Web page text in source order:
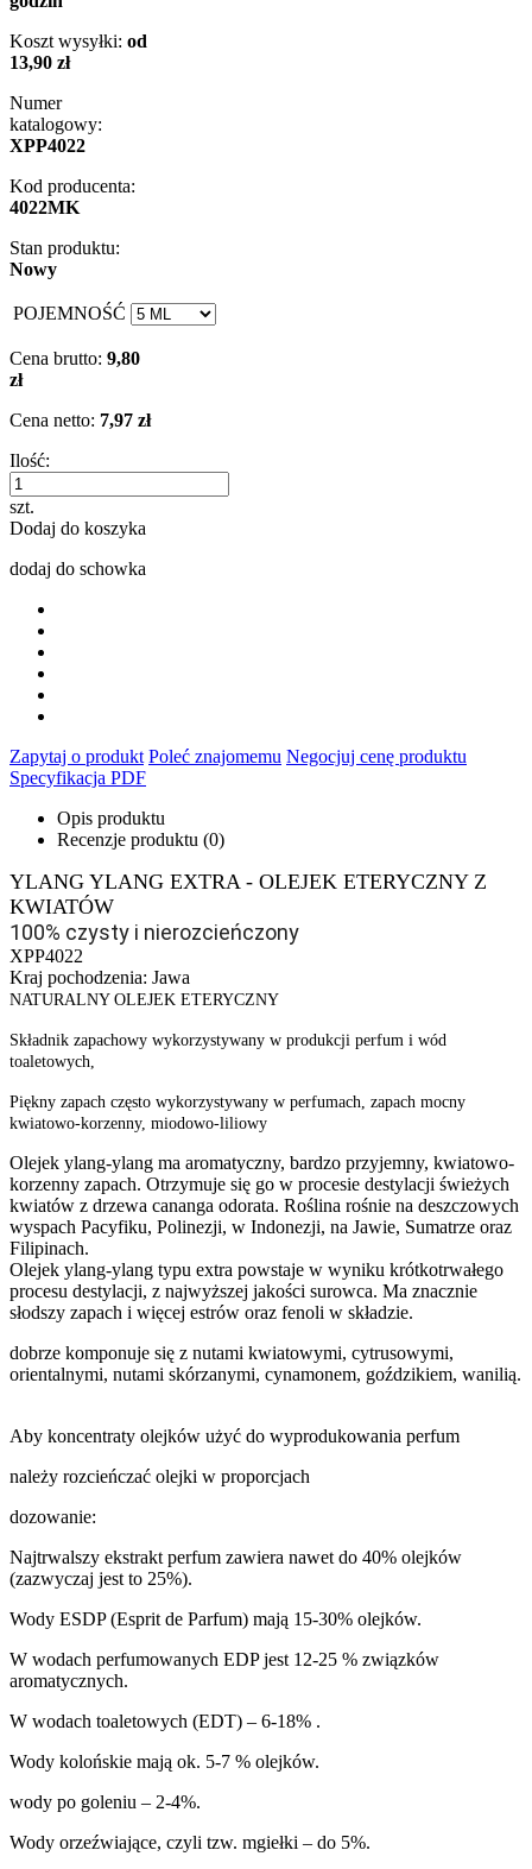
Koszt wysyłki: od
13,90 zł
Numer
katalogowy:
XPP4022
Kod producenta:
4022MK
Stan produktu:
Nowy
POJEMNOŚĆ
Cena brutto: 9,80
zł
Cena netto: 7,97 zł
Ilość:
szt.
Dodaj do koszyka
dodaj do schowka
Zapytaj o produkt Poleć znajomemu Negocjuj cenę produktu
Specyfikacja PDF
Opis produktu
Recenzje produktu (0)
YLANG YLANG EXTRA - OLEJEK ETERYCZNY Z
KWIATÓW
100% czysty i nierozcieńczony
XPP4022
Kraj pochodzenia: Jawa
NATURALNY OLEJEK ETERYCZNY
Składnik zapachowy wykorzystywany w produkcji perfum i wód
toaletowych,
Piękny zapach często wykorzystywany w perfumach, zapach mocny
kwiatowo-korzenny, miodowo-liliowy
Olejek ylang-ylang ma aromatyczny, bardzo przyjemny, kwiatowo-
korzenny zapach. Otrzymuje się go w procesie destylacji świeżych
kwiatów z drzewa cananga odorata. Roślina rośnie na deszczowych
wyspach Pacyfiku, Polinezji, w Indonezji, na Jawie, Sumatrze oraz
Filipinach.
Olejek ylang-ylang typu extra powstaje w wyniku krótkotrwałego
procesu destylacji, z najwyższej jakości surowca. Ma znacznie
słodszy zapach i więcej estrów oraz fenoli w składzie.
dobrze komponuje się z nutami kwiatowymi, cytrusowymi,
orientalnymi, nutami skórzanymi, cynamonem, goździkiem, wanilią.
Aby koncentraty olejków użyć do wyprodukowania perfum
należy rozcieńczać olejki w proporcjach
dozowanie:
Najtrwalszy ekstrakt perfum zawiera nawet do 40% olejków
(zazwyczaj jest to 25%).
Wody ESDP (Esprit de Parfum) mają 15-30% olejków.
W wodach perfumowanych EDP jest 12-25 % związków
aromatycznych.
W wodach toaletowych (EDT) – 6-18% .
Wody kolońskie mają ok. 5-7 % olejków.
wody po goleniu – 2-4%.
Wody orzeźwiające, czyli tzw. mgiełki – do 5%.